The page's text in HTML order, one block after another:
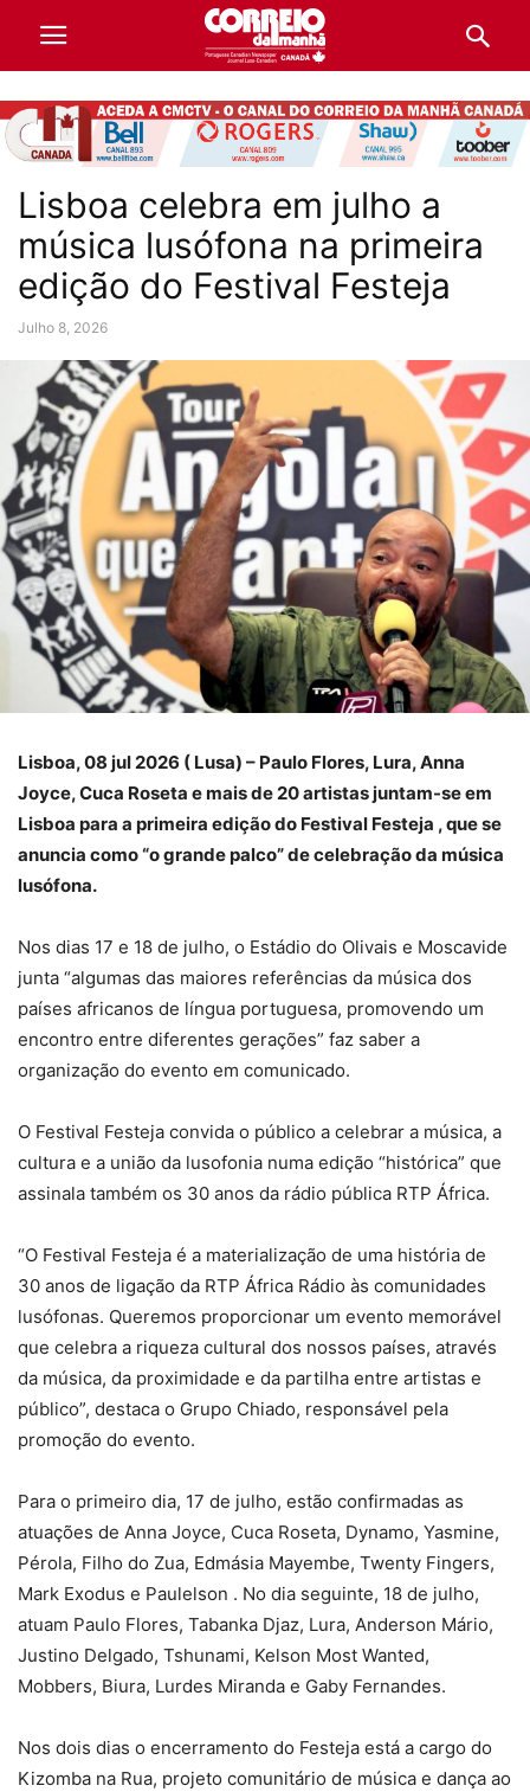
Lisboa celebra em julho a
música lusófona na primeira
edição do Festival Festeja
Julho 8, 2026
Lisboa, 08 jul 2026 ( Lusa) – Paulo Flores, Lura, Anna
Joyce, Cuca Roseta e mais de 20 artistas juntam-se em
Lisboa para a primeira edição do Festival Festeja , que se
anuncia como “o grande palco” de celebração da música
lusófona.
Nos dias 17 e 18 de julho, o Estádio do Olivais e Moscavide
junta “algumas das maiores referências da música dos
países africanos de língua portuguesa, promovendo um
encontro entre diferentes gerações” faz saber a
organização do evento em comunicado.
O Festival Festeja convida o público a celebrar a música, a
cultura e a união da lusofonia numa edição “histórica” que
assinala também os 30 anos da rádio pública RTP África.
“O Festival Festeja é a materialização de uma história de
30 anos de ligação da RTP África Rádio às comunidades
lusófonas. Queremos proporcionar um evento memorável
que celebra a riqueza cultural dos nossos países, através
da música, da proximidade e da partilha entre artistas e
público”, destaca o Grupo Chiado, responsável pela
promoção do evento.
Para o primeiro dia, 17 de julho, estão confirmadas as
atuações de Anna Joyce, Cuca Roseta, Dynamo, Yasmine,
Pérola, Filho do Zua, Edmásia Mayembe, Twenty Fingers,
Mark Exodus e Paulelson . No dia seguinte, 18 de julho,
atuam Paulo Flores, Tabanka Djaz, Lura, Anderson Mário,
Justino Delgado, Tshunami, Kelson Most Wanted,
Mobbers, Biura, Lurdes Miranda e Gaby Fernandes.
Nos dois dias o encerramento do Festeja está a cargo do
Kizomba na Rua, projeto comunitário de música e dança ao